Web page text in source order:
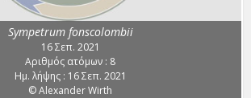
Sympetrum fonscolombii
16 Σεπ. 2021
Αριθμός ατόμων : 8
Ημ. λήψης : 16 Σεπ. 2021
© Alexander Wirth